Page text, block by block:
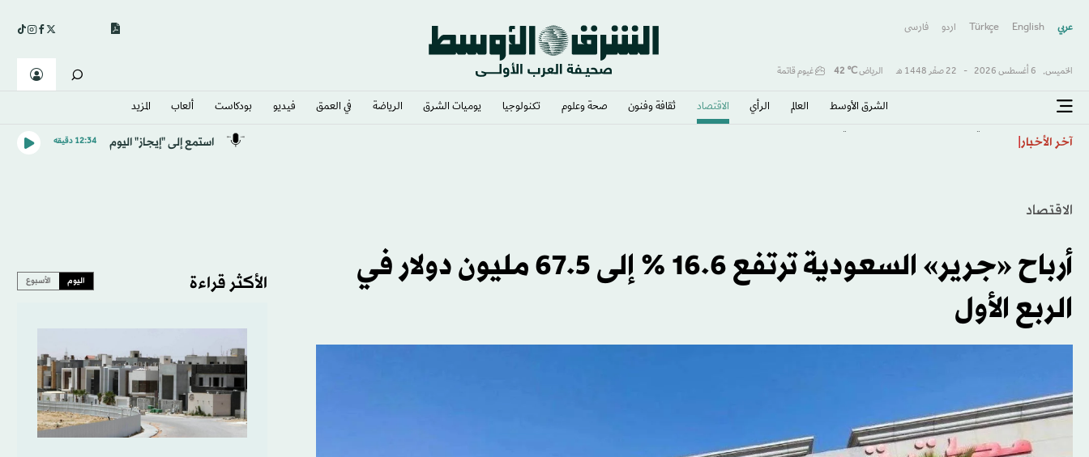
عربي English
Türkçe اردو فارسى
الخميس, 6 أغسطس 2026 - 22 صفَر 1448 هـ الرياض℃
42 غيوم قاتمة
الشرق الأوسط​ العالم الرأي الاقتصاد ثقافة وفنون صحة وعلوم تكنولوجيا يوميات الشرق​ الرياضة في العمق فيديو بودكاست ألعاب المزيد
آخر الأخبار استمع إلى "إيجاز" اليوم 12:34 دقيقه
الاقتصاد
أرباح «جرير» السعودية ترتفع 16.6 % إلى 67.5 مليون دولار في
الربع الأول
الأكثر قراءة اليوم الأسبوع